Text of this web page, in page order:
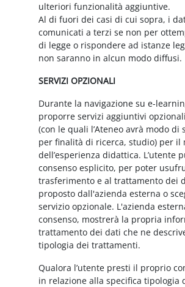
ulteriori funzionalità aggiuntive.
Al di fuori dei casi di cui sopra, i
comunicati a terzi se non per
di legge o rispondere ad istanze
non saranno in alcun modo diffusi.
SERVIZI OPZIONALI
Durante la navigazione su e-
proporre servizi aggiuntivi
(con le quali l’Ateneo avrà modo di
per finalità di ricerca, studio) per il
dell’esperienza didattica. L’utente
consenso esplicito, per poter
trasferimento e al trattamento dei
proposto dall'azienda esterna o
servizio opzionale. L'azienda
consenso, mostrerà la propria
trattamento dei dati che ne
tipologia dei trattamenti.
Qualora l’utente presti il proprio
in relazione alla specifica tipologia